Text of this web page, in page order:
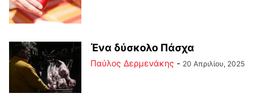
Ένα δύσκολο Πάσχα
Παύλος Δερμενάκης - 20 Απριλίου, 2025